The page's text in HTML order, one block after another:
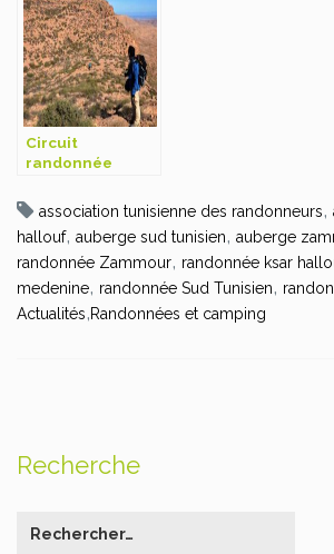
Circuit
randonnée
association tunisienne des randonneurs,
hallouf, auberge sud tunisien, auberge
randonnée Zammour, randonnée ksar
medenine, randonnée Sud Tunisien,
Actualités,Randonnées et camping
Recherche